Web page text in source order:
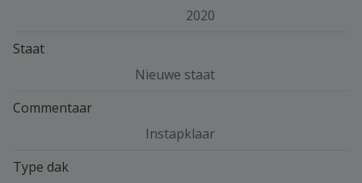
2020
Staat
Nieuwe staat
Commentaar
Instapklaar
Type dak